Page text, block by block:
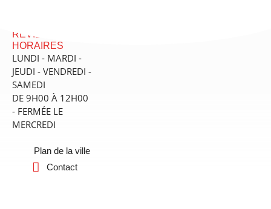
RÉVILLE - SES
HORAIRES
LUNDI - MARDI -
JEUDI - VENDREDI -
SAMEDI
DE 9H00 À 12H00
- FERMÉE LE
MERCREDI
Plan de la ville
Contact